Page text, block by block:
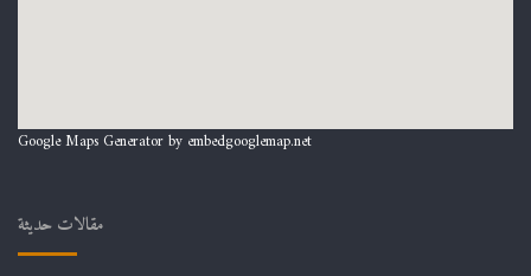
Google Maps Generator by embedgooglemap.net
مقالات حديثة